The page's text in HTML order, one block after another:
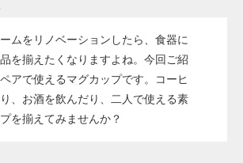
ムをリノベーションしたら、食器に
を揃えたくなりますよね。今回ご紹
アで使えるマグカップです。コーヒ
、お酒を飲んだり、二人で使える素
を揃えてみませんか？